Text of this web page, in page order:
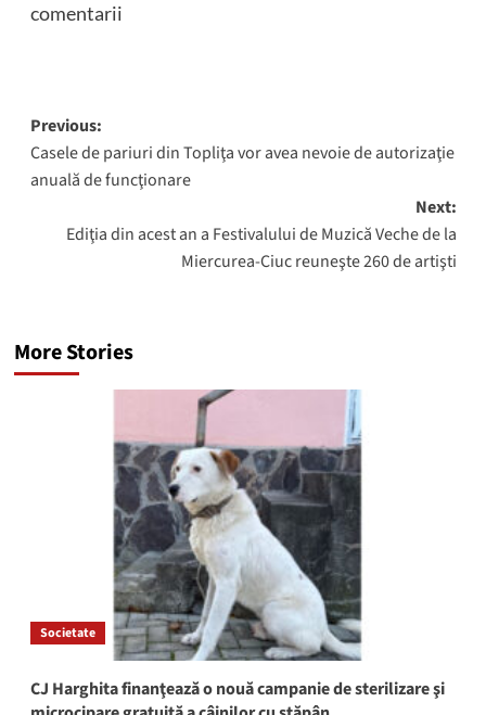
comentarii
Post
navigation
Previous:
Casele de pariuri din Topliţa vor avea nevoie de autorizaţie
anuală de funcţionare
Next:
Ediţia din acest an a Festivalului de Muzică Veche de la
Miercurea-Ciuc reuneşte 260 de artişti
More Stories
Societate
CJ Harghita finanţează o nouă campanie de sterilizare şi